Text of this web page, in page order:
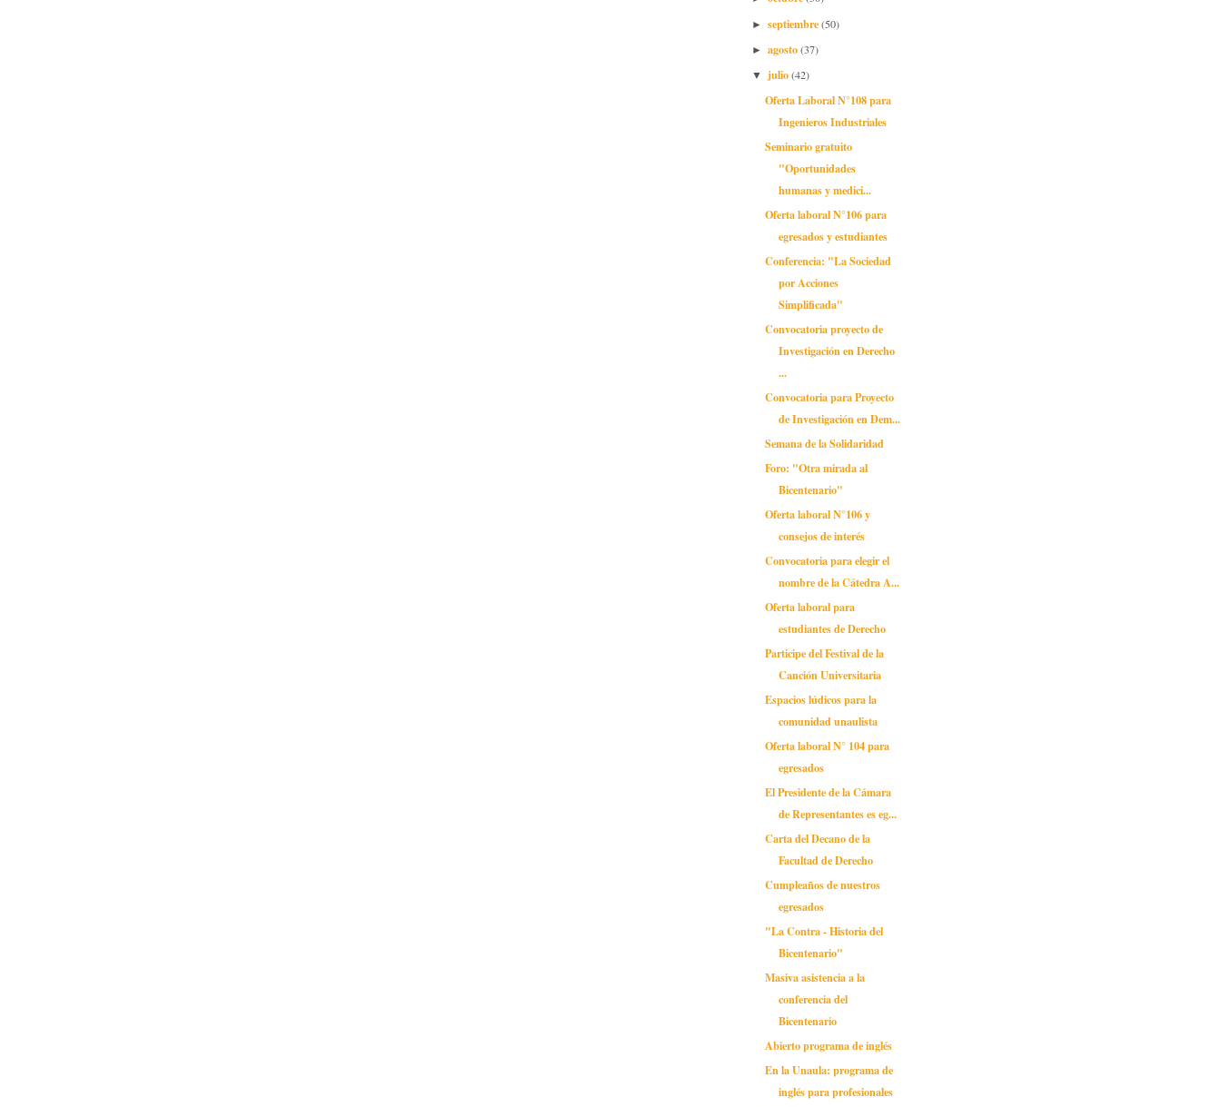
► septiembre(50)
► agosto(37)
▼ julio(42)
Oferta Laboral N°108 para
Ingenieros Industriales
Seminario gratuito
"Oportunidades
humanas y medici...
Oferta laboral N°106 para
egresados y estudiantes
Conferencia: "La Sociedad
por Acciones
Simplificada"
Convocatoria proyecto de
Investigación en Derecho
...
Convocatoria para Proyecto
de Investigación en Dem...
Semana de la Solidaridad
Foro: "Otra mirada al
Bicentenario"
Oferta laboral N°106 y
consejos de interés
Convocatoria para elegir el
nombre de la Cátedra A...
Oferta laboral para
estudiantes de Derecho
Participe del Festival de la
Canción Universitaria
Espacios lúdicos para la
comunidad unaulista
Oferta laboral N° 104 para
egresados
El Presidente de la Cámara
de Representantes es eg...
Carta del Decano de la
Facultad de Derecho
Cumpleaños de nuestros
egresados
"La Contra - Historia del
Bicentenario"
Masiva asistencia a la
conferencia del
Bicentenario
Abierto programa de inglés
En la Unaula: programa de
inglés para profesionales